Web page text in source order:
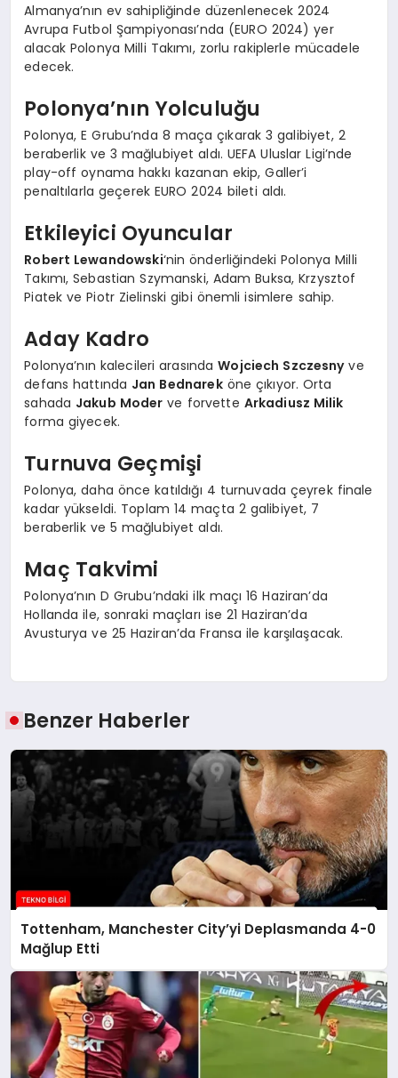
Almanya’nın ev sahipliğinde düzenlenecek 2024
Avrupa Futbol Şampiyonası’nda (EURO 2024) yer
alacak Polonya Milli Takımı, zorlu rakiplerle mücadele
edecek.
Polonya’nın Yolculuğu
Polonya, E Grubu’nda 8 maça çıkarak 3 galibiyet, 2
beraberlik ve 3 mağlubiyet aldı. UEFA Uluslar Ligi’nde
play-off oynama hakkı kazanan ekip, Galler’i
penaltılarla geçerek EURO 2024 bileti aldı.
Etkileyici Oyuncular
Robert Lewandowski‘nin önderliğindeki Polonya Milli
Takımı, Sebastian Szymanski, Adam Buksa, Krzysztof
Piatek ve Piotr Zielinski gibi önemli isimlere sahip.
Aday Kadro
Polonya’nın kalecileri arasındaWojciech Szczesnyve
defans hattında Jan Bednareköne çıkıyor. Orta
sahada Jakub Moder ve forvette Arkadiusz Milik
forma giyecek.
Turnuva Geçmişi
Polonya, daha önce katıldığı 4 turnuvada çeyrek finale
kadar yükseldi. Toplam 14 maçta 2 galibiyet, 7
beraberlik ve 5 mağlubiyet aldı.
Maç Takvimi
Polonya’nın D Grubu’ndaki ilk maçı 16 Haziran’da
Hollanda ile, sonraki maçları ise 21 Haziran’da
Avusturya ve 25 Haziran’da Fransa ile karşılaşacak.
Benzer Haberler
Tottenham, Manchester City’yi Deplasmanda 4-0
Mağlup Etti